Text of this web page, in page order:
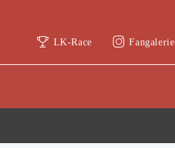
LK-Race Fangalerie